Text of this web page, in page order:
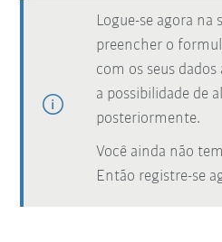
Logue-se agora na
preencher o
com os seus
a possibilidade de
posteriormente.
Você ainda não
Então registre-se